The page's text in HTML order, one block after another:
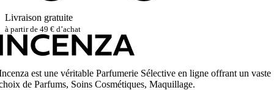
Livraison gratuite
à partir de 49 € d’achat
est une véritable Parfumerie Sélective en ligne offrant un vaste
de Parfums, Soins Cosmétiques, Maquillage.